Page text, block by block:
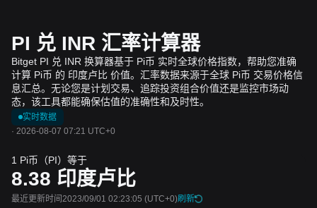
PI 兑 INR 汇率计算器
Bitget PI 兑 INR 换算器基于 Pi币 实时全球价格指数，帮助您准确
计算 Pi币 的 印度卢比 价值。汇率数据来源于全球 Pi币 交易价格信
息汇总。无论您是计划交易、追踪投资组合价值还是监控市场动
态，该工具都能确保估值的准确性和及时性。
实时数据
· 2026-08-07 07:21 UTC+0
1 Pi币（PI）等于
8.38 印度卢比
最近更新时间2023/09/01 02:23:05 (UTC+0)刷新